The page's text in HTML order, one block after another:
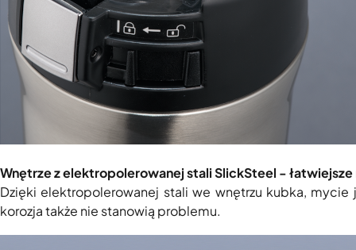
Wnętrze z elektropolerowanej stali SlickSteel -
Dzięki elektropolerowanej stali we wnętrzu kubka, mycie
korozja także nie stanowią problemu.